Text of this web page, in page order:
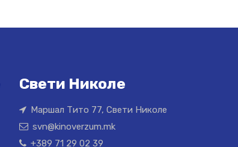
Свети Николе
Маршал Тито 77, Свети Николе
svn@kinoverzum.mk
+389 71 29 02 39